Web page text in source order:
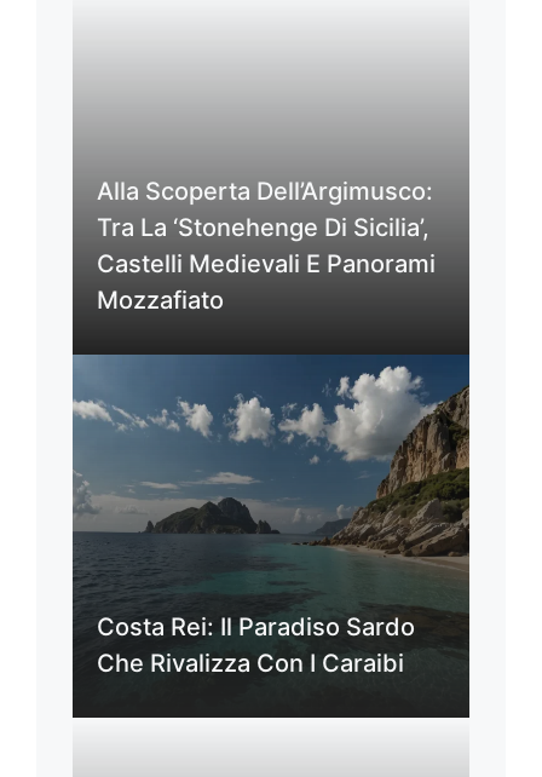
Alla Scoperta Dell’Argimusco:
Tra La ‘Stonehenge Di Sicilia’,
Castelli Medievali E Panorami
Mozzafiato
Costa Rei: Il Paradiso Sardo
Che Rivalizza Con I Caraibi